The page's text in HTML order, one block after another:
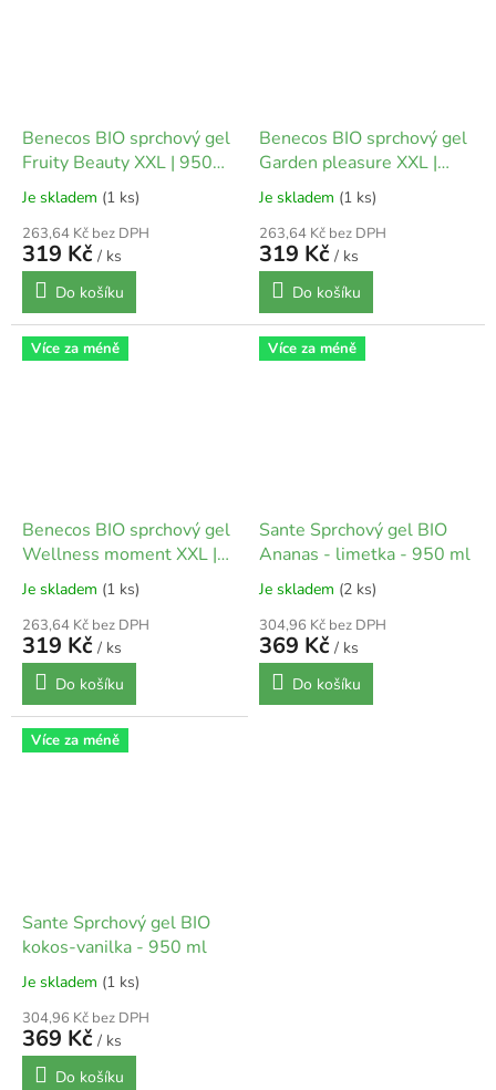
Benecos BIO sprchový gel
Fruity Beauty XXL | 950
ml
Je skladem (1 ks)
263,64 Kč bez DPH
319 Kč / ks
Do košíku
Benecos BIO sprchový gel
Garden pleasure XXL |
950 ml
Je skladem (1 ks)
263,64 Kč bez DPH
319 Kč / ks
Do košíku
Více za méně
Benecos BIO sprchový gel
Wellness moment XXL |
950 ml
Je skladem (1 ks)
263,64 Kč bez DPH
319 Kč / ks
Do košíku
Více za méně
Sante Sprchový gel BIO
Ananas - limetka - 950 ml
Je skladem (2 ks)
304,96 Kč bez DPH
369 Kč / ks
Do košíku
Více za méně
Sante Sprchový gel BIO
kokos-vanilka - 950 ml
Je skladem (1 ks)
304,96 Kč bez DPH
369 Kč / ks
Do košíku